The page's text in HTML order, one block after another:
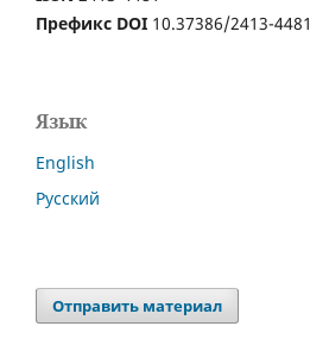
Префикс DOI 10.37386/2413-4481
Язык
English
Русский
Отправить материал